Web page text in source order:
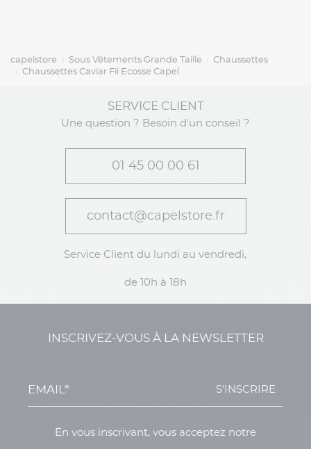
capelstore Sous Vêtements Grande Taille
Chaussettes
Chaussettes Caviar Fil Ecosse Capel
SERVICE CLIENT
Une question ? Besoin d'un conseil ?
01 45 00 00 61
contact@capelstore.fr
Service Client du lundi au vendredi,
de 10h à 18h
INSCRIVEZ-VOUS À LA NEWSLETTER
S'INSCRIRE
En vous inscrivant, vous acceptez notre